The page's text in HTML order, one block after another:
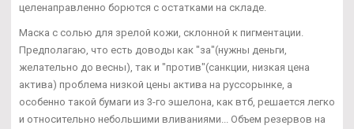
целенаправленно борются с остатками на складе.
Маска с солью для зрелой кожи, склонной к пигментации.
Предполагаю, что есть доводы как "за"(нужны деньги,
желательно до весны), так и "против"(санкции, низкая цена
актива) проблема низкой цены актива на руссорынке, а
особенно такой бумаги из 3-го эшелона, как втб, решается легко
и относительно небольшими вливаниями... Объем резервов на